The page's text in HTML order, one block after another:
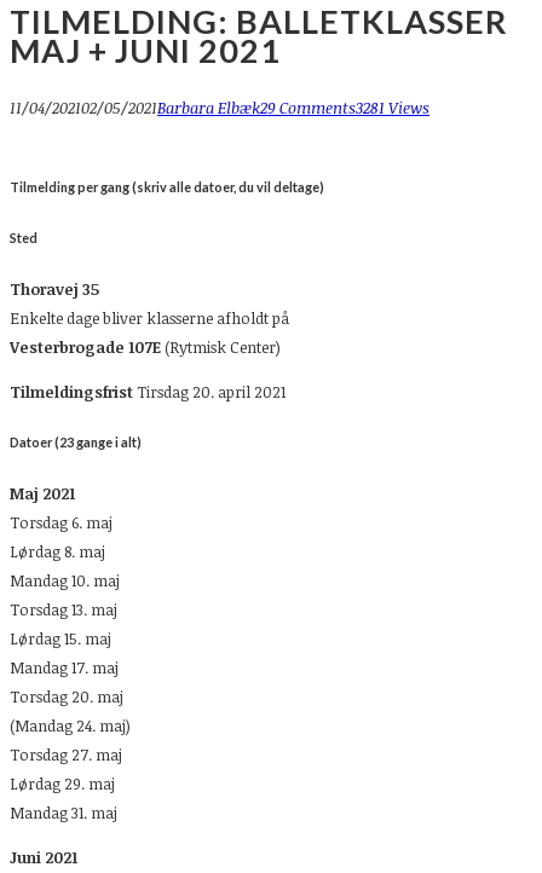
TILMELDING: BALLETKLASSER
MAJ + JUNI 2021
11/04/202102/05/2021Barbara Elbæk29 Comments3281 Views
Tilmelding per gang (skriv alle datoer, du vil deltage)
Sted
Thoravej 35
Enkelte dage bliver klasserne afholdt på
Vesterbrogade 107E(Rytmisk Center)
TilmeldingsfristTirsdag 20. april 2021
Datoer (23 gange i alt)
Maj 2021
Torsdag 6. maj
Lørdag 8. maj
Mandag 10. maj
Torsdag 13. maj
Lørdag 15. maj
Mandag 17. maj
Torsdag 20. maj
(Mandag 24. maj)
Torsdag 27. maj
Lørdag 29. maj
Mandag 31. maj
Juni 2021